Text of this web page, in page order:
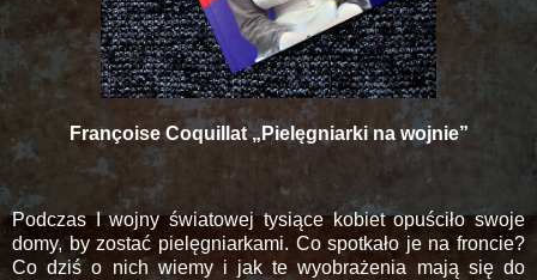
Françoise Coquillat „Pielęgniarki na wojnie”
Podczas I wojny światowej tysiące kobiet opuściło swoje
domy, by zostać pielęgniarkami. Co spotkało je na froncie?
Co dziś o nich wiemy i jak te wyobrażenia mają się do